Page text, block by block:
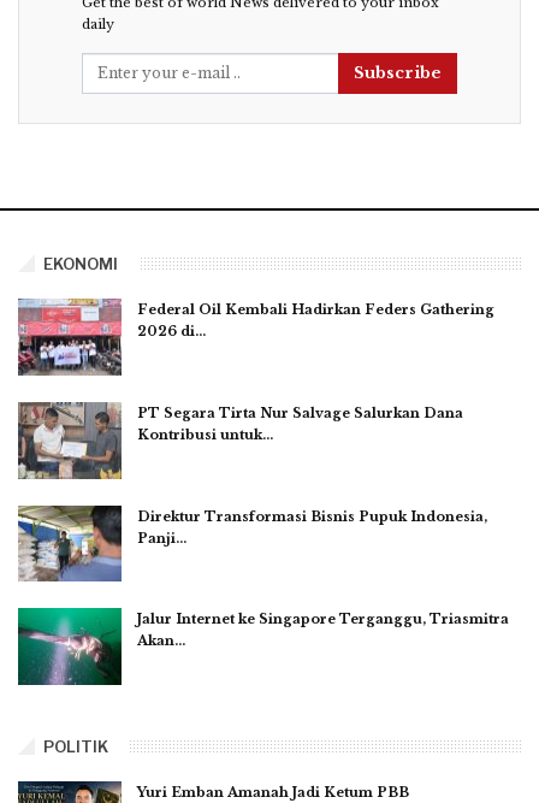
daily
Subscribe
EKONOMI
Federal Oil Kembali Hadirkan Feders Gathering
2026 di…
PT Segara Tirta Nur Salvage Salurkan Dana
Kontribusi untuk…
Direktur Transformasi Bisnis Pupuk Indonesia,
Panji…
Jalur Internet ke Singapore Terganggu, Triasmitra
Akan…
POLITIK
Yuri Emban Amanah Jadi Ketum PBB